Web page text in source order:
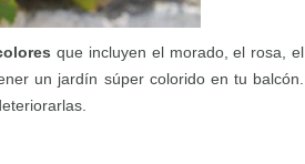
que incluyen el morado, el rosa, el
un jardín súper colorido en tu balcón.